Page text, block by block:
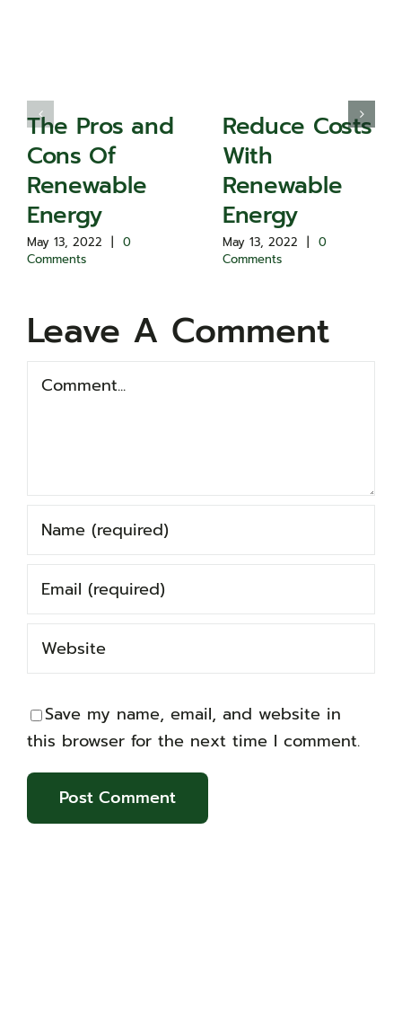
The Pros and
Cons Of
Renewable
Energy
May 13, 2022 | 0
Comments
Reduce Costs
With
Renewable
Energy
May 13, 2022 | 0
Comments
Leave A Comment
Comment
Save my name, email, and website in
this browser for the next time I comment.